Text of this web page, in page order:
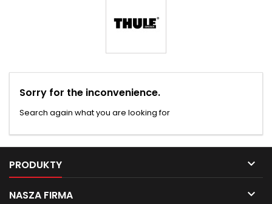
Sorry for the inconvenience.
Search again what you are looking for
PRODUKTY 
NASZA FIRMA 